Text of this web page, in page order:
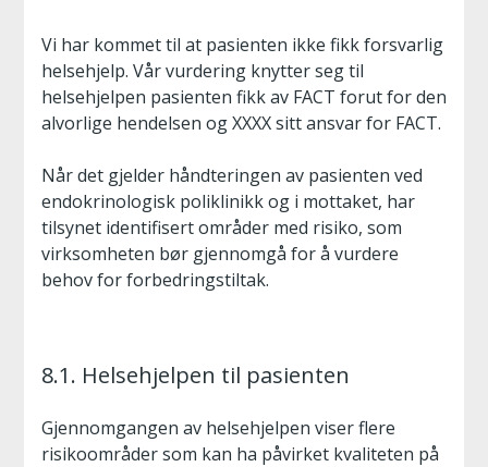
Vi har kommet til at pasienten ikke fikk forsvarlig
helsehjelp. Vår vurdering knytter seg til
helsehjelpen pasienten fikk av FACT forut for den
alvorlige hendelsen og XXXX sitt ansvar for FACT.
Når det gjelder håndteringen av pasienten ved
endokrinologisk poliklinikk og i mottaket, har
tilsynet identifisert områder med risiko, som
virksomheten bør gjennomgå for å vurdere
behov for forbedringstiltak.
8.1. Helsehjelpen til pasienten
Gjennomgangen av helsehjelpen viser flere
risikoområder som kan ha påvirket kvaliteten på